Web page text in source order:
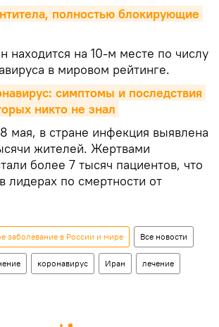
полностью блокирующие
находится на 10-м месте по числу
в мировом рейтинге.
симптомы и последствия
никто не знал
мая, в стране инфекция выявлена
жителей. Жертвами
более 7 тысяч пациентов, что
лидерах по смертности от
заболевание в России и мире Все новости
коронавирус Иран лечение